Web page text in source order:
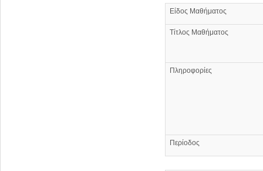
Είδος Μαθήματος
Τίτλος Μαθήματος
Πληροφορίες
Περίοδος